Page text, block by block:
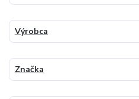
Výrobca
Značka